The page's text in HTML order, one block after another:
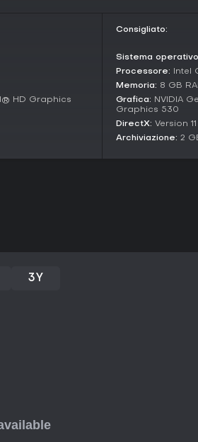
dipanare queste
Questo contesto
strumento
voci in linea,
Vale la pena giocarci?
Per chi ama le
e SHUEISHA
umani. Se
HD Graphics
Consigliato:
Sistema
Processore: Intel
Memoria: 8 GB
Grafica: NVIDIA
Graphics 530
DirectX: Version 11
Archiviazione: 2
3Y